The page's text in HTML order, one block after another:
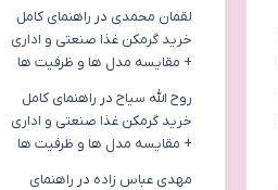
لقمان محمدی در راهنمای کامل
خرید گرمکن غذا صنعتی و اداری
+ مقایسه مدل ها و ظرفیت ها
روح الله سیاحدر راهنمای کامل
خرید گرمکن غذا صنعتی و اداری
+ مقایسه مدل ها و ظرفیت ها
مهدی عباس زاده در راهنمای